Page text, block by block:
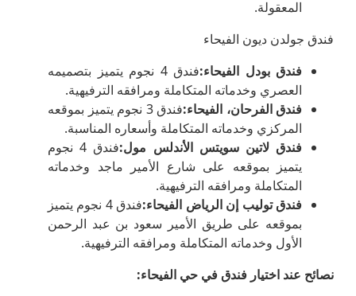
المعقولة.
فندق جولدن ديون الفيحاء
فندق بودل الفيحاء:
فندق 4 نجوم يتميز بتصميمه
العصري وخدماته المتكاملة ومرافقه الترفيهية.
فندق الفرحان، الفيحاء:
فندق 3 نجوم يتميز بموقعه
المركزي وخدماته المتكاملة وأسعاره المناسبة.
فندق لاتين سويتس الأندلس مول:
فندق 4 نجوم
يتميز بموقعه على شارع الأمير ماجد وخدماته
المتكاملة ومرافقه الترفيهية.
فندق توليب إن الرياض الفيحاء:
فندق 4 نجوم يتميز
بموقعه على طريق الأمير سعود بن عبد الرحمن
الأول وخدماته المتكاملة ومرافقه الترفيهية.
نصائح عند اختيار فندق في حي الفيحاء: